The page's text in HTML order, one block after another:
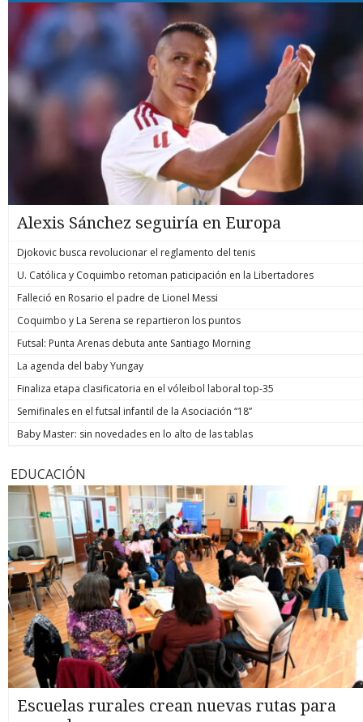
Alexis Sánchez seguiría en Europa
Djokovic busca revolucionar el reglamento del tenis
U. Católica y Coquimbo retoman paticipación en la Libertadores
Falleció en Rosario el padre de Lionel Messi
Coquimbo y La Serena se repartieron los puntos
Futsal: Punta Arenas debuta ante Santiago Morning
La agenda del baby Yungay
Finaliza etapa clasificatoria en el vóleibol laboral top-35
Semifinales en el futsal infantil de la Asociación “18”
Baby Master: sin novedades en lo alto de las tablas
EDUCACIÓN
Escuelas rurales crean nuevas rutas para